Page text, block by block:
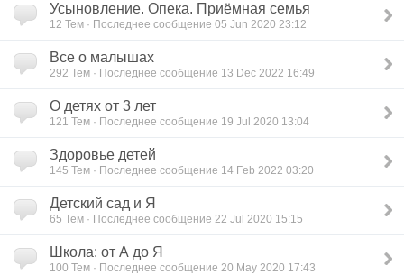
Усыновление. Опека. Приёмная семья
12 Тем · Последнее сообщение 05 Jun 2020 23:12
Все о малышах
292 Тем · Последнее сообщение 13 Dec 2022 16:49
О детях от 3 лет
121 Тем · Последнее сообщение 19 Jul 2020 13:04
Здоровье детей
145 Тем · Последнее сообщение 14 Feb 2022 03:20
Детский сад и Я
65 Тем · Последнее сообщение 22 Jul 2020 15:15
Школа: от А до Я
100 Тем · Последнее сообщение 20 May 2020 17:43